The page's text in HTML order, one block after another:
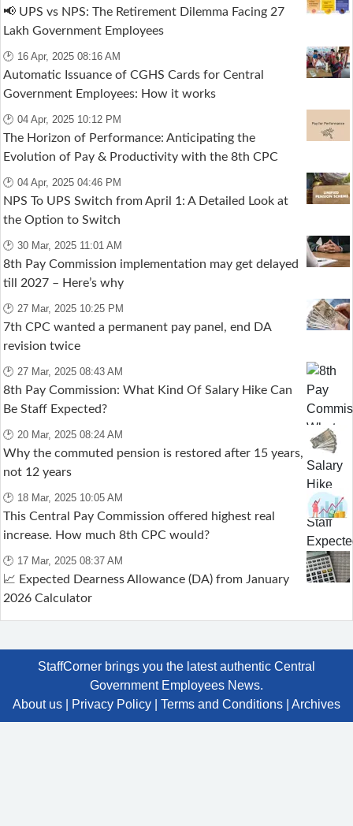
📢 UPS vs NPS: The Retirement Dilemma Facing 27
Lakh Government Employees
🕑 16 Apr, 2025 08:16 AM
Automatic Issuance of CGHS Cards for Central
Government Employees: How it works
🕑 04 Apr, 2025 10:12 PM
The Horizon of Performance: Anticipating the
Evolution of Pay & Productivity with the 8th CPC
🕑 04 Apr, 2025 04:46 PM
NPS To UPS Switch from April 1: A Detailed Look at
the Option to Switch
🕑 30 Mar, 2025 11:01 AM
8th Pay Commission implementation may get delayed
till 2027 – Here’s why
🕑 27 Mar, 2025 10:25 PM
7th CPC wanted a permanent pay panel, end DA
revision twice
🕑 27 Mar, 2025 08:43 AM
8th Pay Commission: What Kind Of Salary Hike Can
Be Staff Expected?
🕑 20 Mar, 2025 08:24 AM
Why the commuted pension is restored after 15 years,
not 12 years
🕑 18 Mar, 2025 10:05 AM
This Central Pay Commission offered highest real
increase. How much 8th CPC would?
🕑 17 Mar, 2025 08:37 AM
📈 Expected Dearness Allowance (DA) from January
2026 Calculator
StaffCorner brings you the latest authentic Central
Government Employees News.
About us
Privacy Policy Terms and Conditions Archives